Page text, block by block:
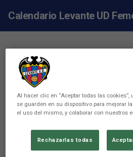
Calendario Levante UD
Al hacer clic en “Aceptar todas las
se guarden en su dispositivo para mejorar
el uso del mismo, y colaborar con nuestros
Rechazarlas todas